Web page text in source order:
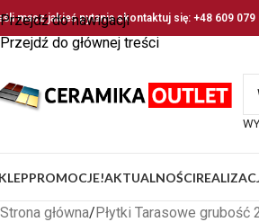
Przejdź do nawigacji
Przejdź do głównej treści
masz jakieś pytania skontaktuj się: +48 609 079
PROMOCJE!AKTUALNOŚCI
Strona główna/Płytki Tarasowe grubość